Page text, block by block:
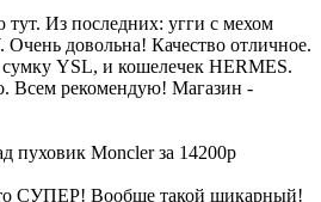
Из последних: угги с мехом
довольна! Качество отличное.
YSL, и кошелечек HERMES.
Всем рекомендую! Магазин -
пуховик Moncler за 14200р
СУПЕР! Вообще такой шикарный!